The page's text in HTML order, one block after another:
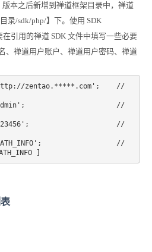
版本之后新增到禅道框架目录中，禅道
录/sdk/php/】下。使用 SDK
在引用的禅道 SDK 文件中填写一些必要
、禅道用户账户、禅道用户密码、禅道
zentao.*****.com';    //
'admin';                      //
'123456';                     //
'PATH_INFO';                  //
]